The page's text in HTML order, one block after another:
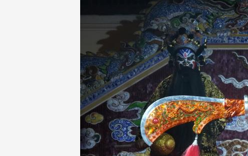
CCTV奥林匹克频道 生活体育大会 体育
乡村振兴 生态环境 一带一路 央
大国展会 大国保险 云顶对话 云起
CCTV.节目官网 直播 节目单 栏目 片库 热